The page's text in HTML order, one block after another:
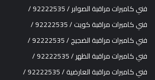
فني كاميرات مراقبة الصوابر / 92222535 /
فني كاميرات مراقبة كويت / 92222535 /
فني كاميرات مراقبة الضجيج / 92222535 /
فني كاميرات مراقبة الظهر / 92222535 /
فني كاميرات مراقبة العارضية / 92222535 /